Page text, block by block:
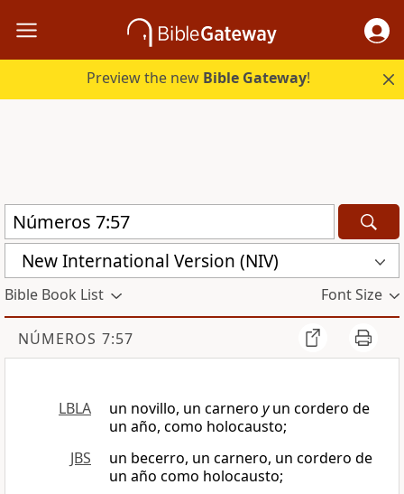
Preview the new Bible Gateway!
New International Version (NIV)
Bible Book List Font Size
NÚMEROS 7:57
LBLA un novillo, un carnero yun cordero de
un año, como holocausto;
JBS
un becerro, un carnero, un cordero de
un año como holocausto;